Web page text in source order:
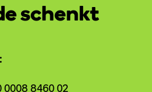
schenkt
0008 8460 02